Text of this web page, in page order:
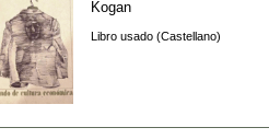
Kogan
Libro usado (Castellano)